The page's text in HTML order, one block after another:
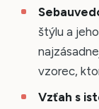
štýlu a
vzorec,
Vzťah s